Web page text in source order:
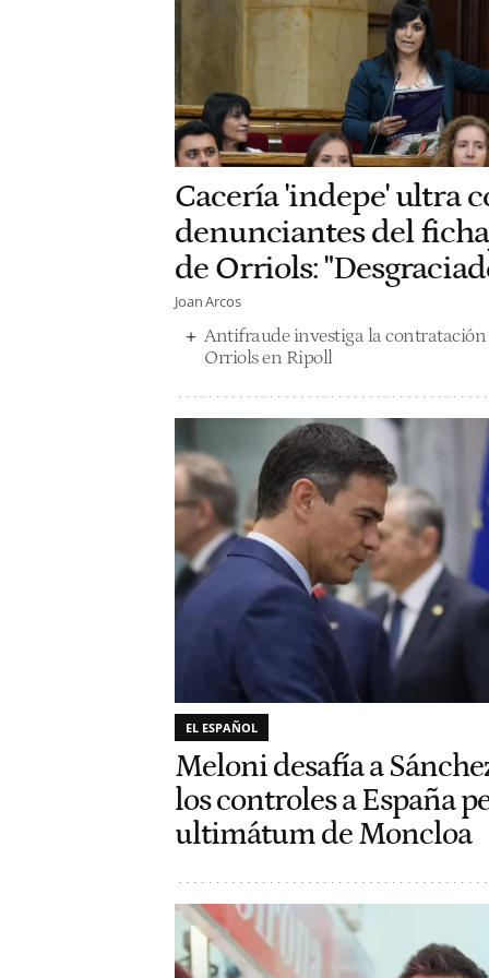
Cacería 'indepe' ultra
denunciantes del
de Orriols:
Joan Arcos
Antifraude investiga la contratación
Orriols en Ripoll
EL ESPAÑOL
Meloni desafía a
los controles a España
ultimátum de Moncloa